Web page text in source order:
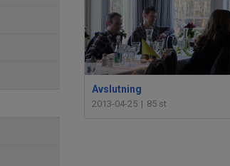
Avslutning
2013-04-25 | 85 st